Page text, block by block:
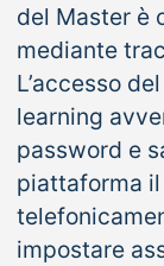
del Master è
mediante
L’accesso
learning
password e
piattaforma
impostare